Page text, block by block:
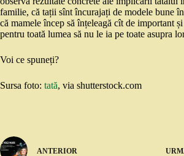
familie, că tații sînt încurajați de modele bune
că mamele încep să înțeleagă cît de important
pentru toată lumea să nu le ia pe toate asupra
Voi ce spuneți?
Sursa foto: tată, via shutterstock.com
ANTERIOR